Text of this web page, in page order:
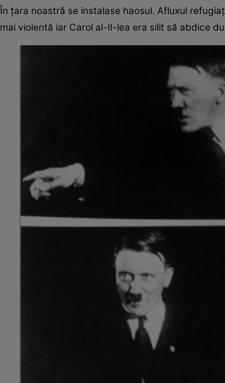
În țara noastră se instalase haosul. Afluxul
mai violentă iar Carol al-II-lea era silit să abdice